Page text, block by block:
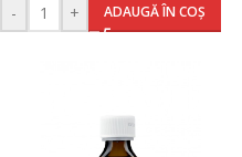
- + ADAUGĂ ÎN COȘ